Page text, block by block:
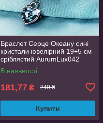
Браслет Серце Океану сині
кристали ювелірний 19+5 см
сріблястий AurumLux042
В наявності
181,77 ₴ 249 ₴
Купити